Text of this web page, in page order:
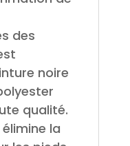
des
noire
qualité.
la